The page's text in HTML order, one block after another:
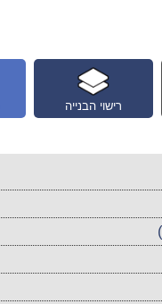
רישוי הבנייה